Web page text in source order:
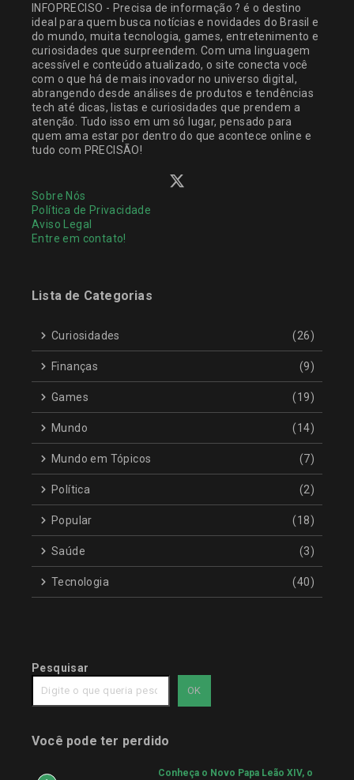
INFOPRECISO - Precisa de informação ? é o destino
ideal para quem busca notícias e novidades do Brasil e
do mundo, muita tecnologia, games, entretenimento e
curiosidades que surpreendem. Com uma linguagem
acessível e conteúdo atualizado, o site conecta você
com o que há de mais inovador no universo digital,
abrangendo desde análises de produtos e tendências
tech até dicas, listas e curiosidades que prendem a
atenção. Tudo isso em um só lugar, pensado para
quem ama estar por dentro do que acontece online e
tudo com PRECISÃO!
Sobre Nós
Política de Privacidade
Aviso Legal
Entre em contato!
Lista de Categorias
Curiosidades (26)
Finanças (9)
Games (19)
Mundo (14)
Mundo em Tópicos (7)
Política (2)
Popular (18)
Saúde (3)
Tecnologia (40)
Pesquisar
OK
Você pode ter perdido
Conheça o Novo Papa Leão XIV, o